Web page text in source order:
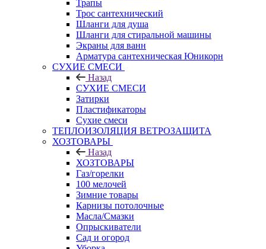
Трапы
Трос сантехнический
Шланги для душа
Шланги для стиральной машины
Экраны для ванн
Арматура сантехническая Юникорн
СУХИЕ СМЕСИ
Назад
СУХИЕ СМЕСИ
Затирки
Пластификаторы
Сухие смеси
ТЕПЛОИЗОЛЯЦИЯ ВЕТРОЗАЩИТА
ХОЗТОВАРЫ
Назад
ХОЗТОВАРЫ
Газ/горелки
100 мелочей
Зимние товары
Карнизы потолочные
Масла/Смазки
Опрыскиватели
Сад и огород